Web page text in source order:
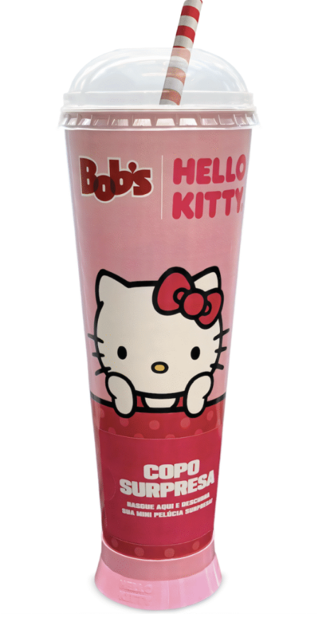
Carlos Pitchu
vice-presidente
mídiaecomunicaçã
da Natura &CO.
A ação de comunicação marca o lançamento deNatura
Homem Tato
, uma criação exclusiva da Casa de
Perfumaria do Brasil. Além do filme em TV aberta e
fechada, a campanha segue no ambiente digital com a
participação de influenciadores e ainda OOH com mídia
exterior regional e
TÓPICOS RELACIONADOS:
Simone Biles desiste de provas individuais e
patrocinadores reagem
Sadia valoriza a importância de ganhar tempo
para curtir a vida em nova campanha
“Praticidade”
Os convites individuais já estão disponíveis para compra
no canal oficial da Ticketmaster, com lote inicial a partir
de R$ 3.950,00. As demais atualizações e atrações do
evento serão divulgadas nos canais oficiais do camarote
nos próximos meses.